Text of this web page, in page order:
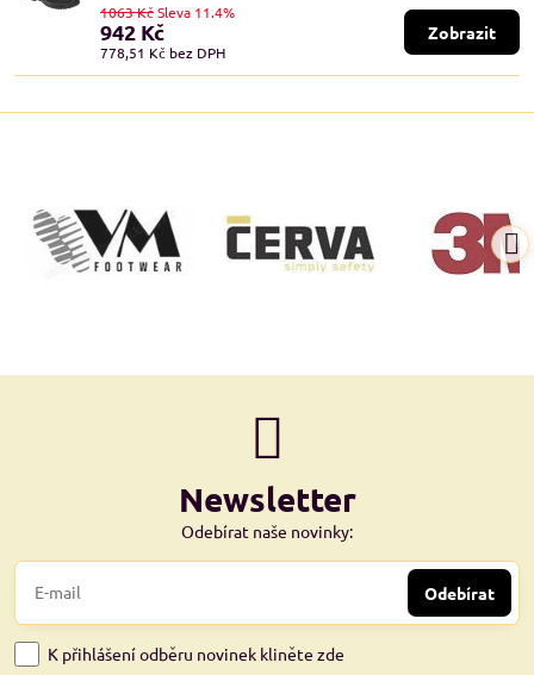
942 Kč
778,51 Kč bez DPH
1063 KčSleva 11.4%
Zobrazit
Newsletter
Odebírat naše novinky:
Odebírat
K přihlášení odběru novinek kliněte zde